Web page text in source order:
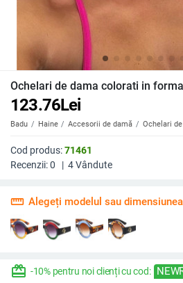
Ochelari de dama colorati in
123.76Lei
Badu Haine Accesorii de damă Ochelari
Cod produs:71461
Recenzii:0 | 4Vândute
straighten Alegeți modelul sau
redeem -10% pentru noi clienți cu cod: